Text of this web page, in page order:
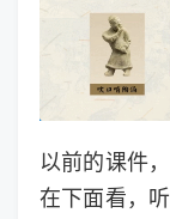
以前的课件
在下面看，